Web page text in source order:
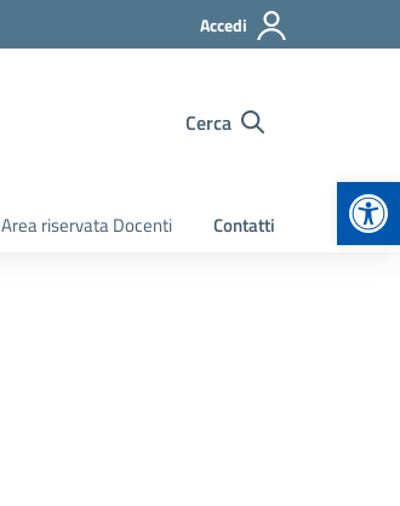
Accedi
Cerca
Area riservata Docenti Contatti